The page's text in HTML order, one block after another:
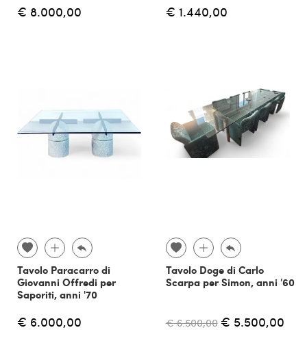
€ 8.000,00 € 1.440,00
Tavolo Paracarro di
Giovanni Offredi per
Saporiti, anni '70
€ 6.000,00
Tavolo Doge di Carlo
Scarpa per Simon, anni '60
€ 6.500,00 € 5.500,00